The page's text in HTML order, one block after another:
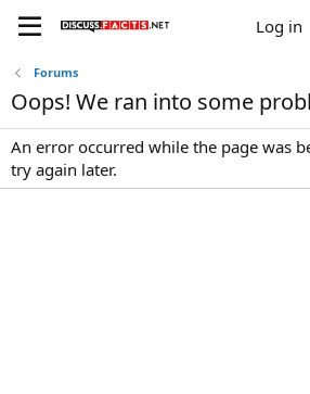
Log in
Forums
Oops! We ran into some
An error occurred while the page was
try again later.